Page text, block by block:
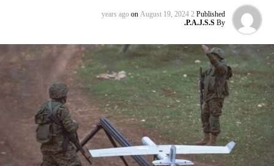
نسبه الحزب الى إسرائيل”.
Published
2 years ago
on August 19, 2024
By
P.A.J.S.S.